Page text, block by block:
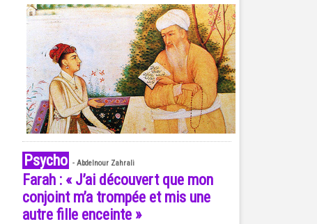
Psycho - Abdelnour Zahrali
Farah : « J’ai découvert que mon
conjoint m’a trompée et mis une
autre fille enceinte »